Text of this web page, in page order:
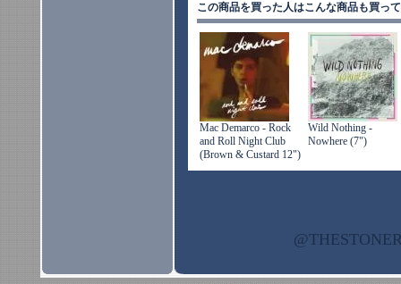
この商品を買った人はこんな商品も買っ
Mac Demarco - Rock
and Roll Night Club
(Brown & Custard 12")
Wild Nothing -
Nowhere (7")